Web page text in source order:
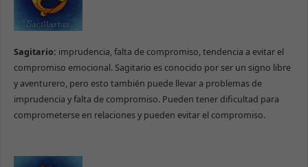
Sagitario: imprudencia, falta de compromiso, tendencia a evitar el
compromiso emocional. Sagitario es conocido por ser un signo libre
y aventurero, pero esto también puede llevar a problemas de
imprudencia y falta de compromiso. Pueden tener dificultad para
comprometerse en relaciones y pueden evitar el compromiso.